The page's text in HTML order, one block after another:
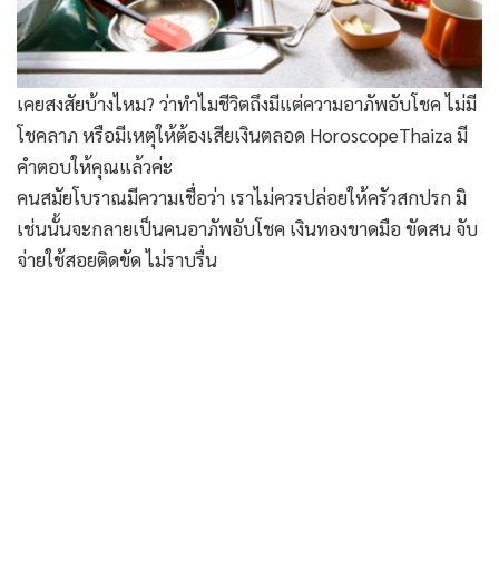
เคยสงสัยบ้างไหม? ว่าทำไมชีวิตถึงมีแต่ความอาภัพอับโชค ไม่มี
โชคลาภ หรือมีเหตุให้ต้องเสียเงินตลอด HoroscopeThaiza มี
คำตอบให้คุณแล้วค่ะ
คนสมัยโบราณมีความเชื่อว่า เราไม่ควรปล่อยให้ครัวสกปรก มิ
เช่นนั้นจะกลายเป็นคนอาภัพอับโชค เงินทองขาดมือ ขัดสน จับ
จ่ายใช้สอยติดขัด ไม่ราบรื่น